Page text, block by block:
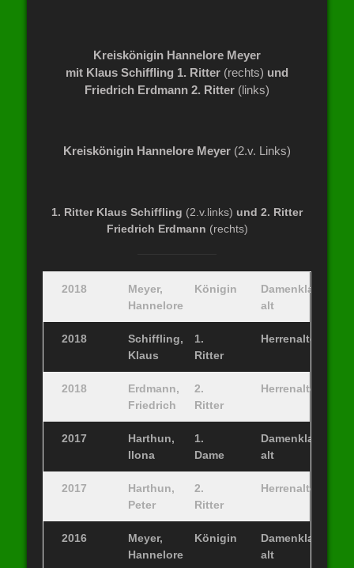
Kreiskönigin Hannelore Meyer
mit Klaus Schiffling 1. Ritter (rechts) und
Friedrich Erdmann 2. Ritter (links)
Kreiskönigin Hannelore Meyer (2.v. Links)
1. Ritter Klaus Schiffling (2.v.links) und 2. Ritter
Friedrich Erdmann (rechts)
2018
Meyer,
Hannelore
Königin
Damenklasse
alt
2018
Schiffling,
Klaus
1.
Ritter
2018
Erdmann,
Friedrich
2.
Ritter
2017
Harthun,
Ilona
1.
Dame
Damenklasse
alt
2017
Harthun,
Peter
2.
Ritter
2016
Meyer,
Hannelore
Königin
Damenklasse
alt